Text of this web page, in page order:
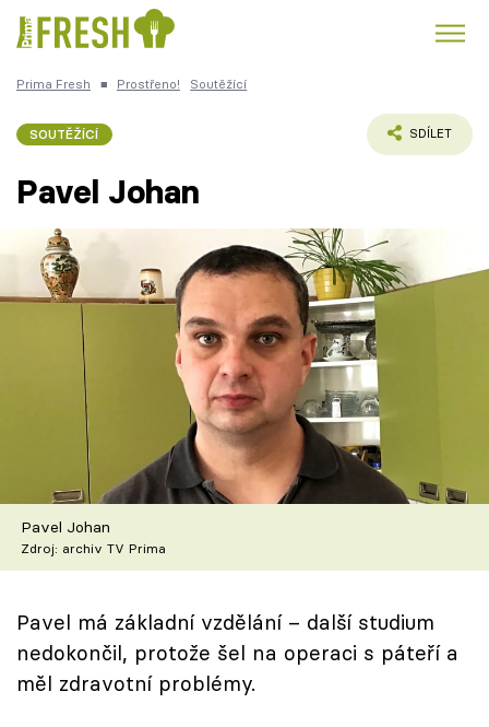
Česká kuchyně
Témata
Recepty
Články
TV Program
Škola vaření
Recepty z TV
Speciál: Cuketa
Těhotnej kuchař
Prima Fresh ■ Prostřeno! Soutěžící
SOUTĚŽÍCÍ SDÍLET
Pavel Johan
Pavel Johan
Zdroj: archiv TV Prima
Pavel má základní vzdělání – další studium
nedokončil, protože šel na operaci s páteří a
měl zdravotní problémy.